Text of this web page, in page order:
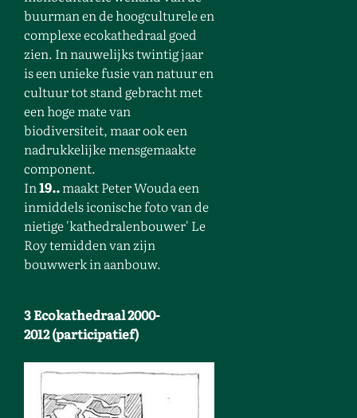
buurman en de hoogculturele en
complexe ecokathedraal goed
zien. In nauwelijks twintig jaar
is een unieke fusie van natuur en
cultuur tot stand gebracht met
een hoge mate van
biodiversiteit, maar ook een
nadrukkelijke mensgemaakte
component.
In19..maakt Peter Wouda een
inmiddels iconische foto van de
nietige 'kathedralenbouwer' Le
Roy temidden van zijn
bouwwerk in aanbouw.
3 Ecokathedraal 2000-
2012 (participatief)